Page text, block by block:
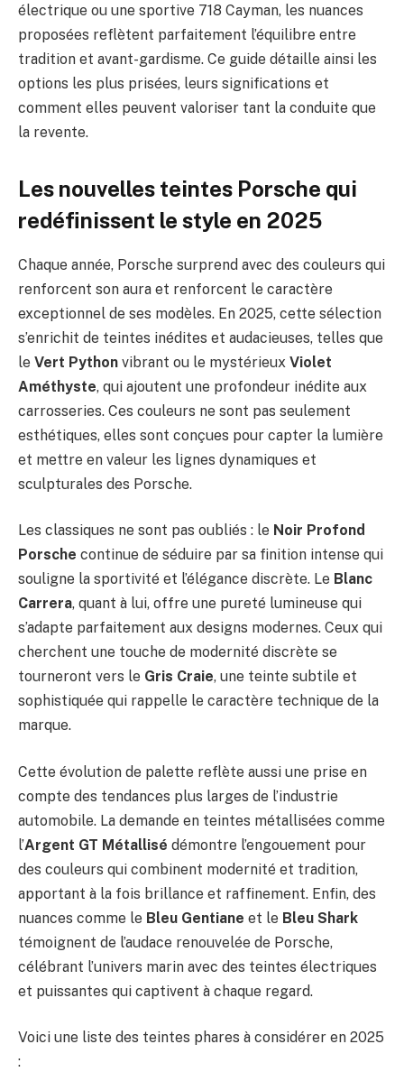
électrique ou une sportive 718 Cayman, les nuances
proposées reflètent parfaitement l’équilibre entre
tradition et avant-gardisme. Ce guide détaille ainsi les
options les plus prisées, leurs significations et
comment elles peuvent valoriser tant la conduite que
la revente.
Les nouvelles teintes Porsche qui
redéfinissent le style en 2025
Chaque année, Porsche surprend avec des couleurs qui
renforcent son aura et renforcent le caractère
exceptionnel de ses modèles. En 2025, cette sélection
s’enrichit de teintes inédites et audacieuses, telles que
le Vert Python vibrant ou le mystérieux Violet
Améthyste, qui ajoutent une profondeur inédite aux
carrosseries. Ces couleurs ne sont pas seulement
esthétiques, elles sont conçues pour capter la lumière
et mettre en valeur les lignes dynamiques et
sculpturales des Porsche.
Les classiques ne sont pas oubliés : le Noir Profond
Porsche continue de séduire par sa finition intense qui
souligne la sportivité et l’élégance discrète. Le Blanc
Carrera, quant à lui, offre une pureté lumineuse qui
s’adapte parfaitement aux designs modernes. Ceux qui
cherchent une touche de modernité discrète se
tourneront vers le Gris Craie, une teinte subtile et
sophistiquée qui rappelle le caractère technique de la
marque.
Cette évolution de palette reflète aussi une prise en
compte des tendances plus larges de l’industrie
automobile. La demande en teintes métallisées comme
l’Argent GT Métallisé démontre l’engouement pour
des couleurs qui combinent modernité et tradition,
apportant à la fois brillance et raffinement. Enfin, des
nuances comme le Bleu Gentiane et le Bleu Shark
témoignent de l’audace renouvelée de Porsche,
célébrant l’univers marin avec des teintes électriques
et puissantes qui captivent à chaque regard.
Voici une liste des teintes phares à considérer en 2025
: